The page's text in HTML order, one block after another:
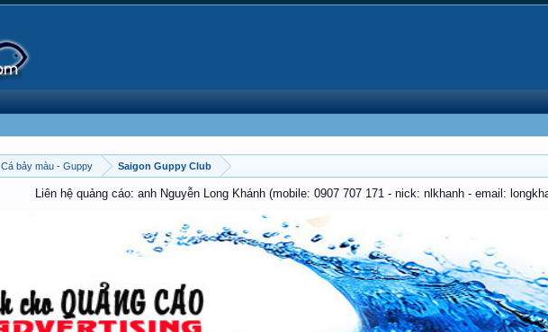
Cá bảy màu - Guppy Saigon Guppy Club
Liên hệ quảng cáo: anh Nguyễn Long Khánh (mobile: 0907 707 171 - nick: nlkhanh - email: